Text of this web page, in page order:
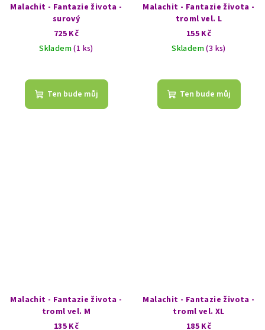
Malachit - Fantazie života -
surový
725 Kč
Skladem(1 ks)
Ten bude můj
Malachit - Fantazie života -
troml vel. L
155 Kč
Skladem(3 ks)
Ten bude můj
Malachit - Fantazie života -
troml vel. M
135 Kč
Malachit - Fantazie života -
troml vel. XL
185 Kč